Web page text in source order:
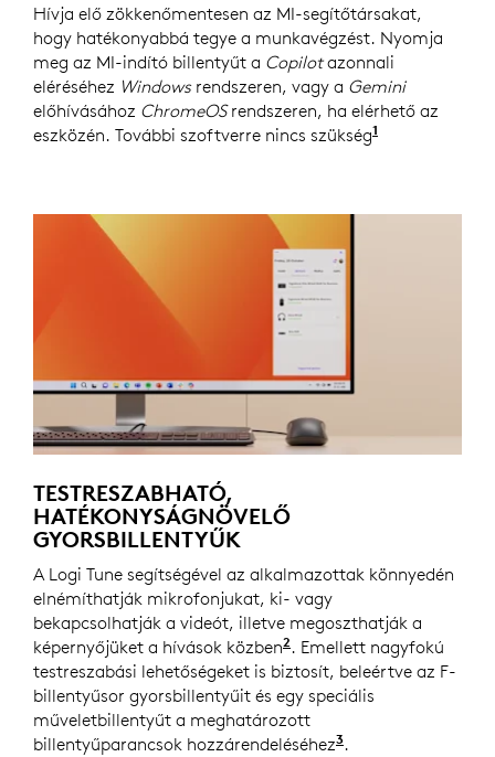
Hívja elő zökkenőmentesen az MI-segítőtársakat,
hogy hatékonyabbá tegye a munkavégzést. Nyomja
meg az MI-indító billentyűt a Copilotazonnali
eléréséhez Windowsrendszeren, vagy a Gemini
előhívásához ChromeOSrendszeren, ha elérhető az
eszközén. További szoftverre nincs szükség1
TESTRESZABHATÓ,
HATÉKONYSÁGNÖVELŐ
GYORSBILLENTYŰK
A Logi Tune segítségével az alkalmazottak könnyedén
elnémíthatják mikrofonjukat, ki- vagy
bekapcsolhatják a videót, illetve megoszthatják a
képernyőjüket a hívások közben2 A tárgyalásvezérlő
. Emellett nagyfokú
testreszabási lehetőségeket is biztosít, beleértve az F-
billentyűsor gyorsbillentyűit és egy speciális
műveletbillentyűt a meghatározott
billentyűparancsok hozzárendeléséhez3Az
.